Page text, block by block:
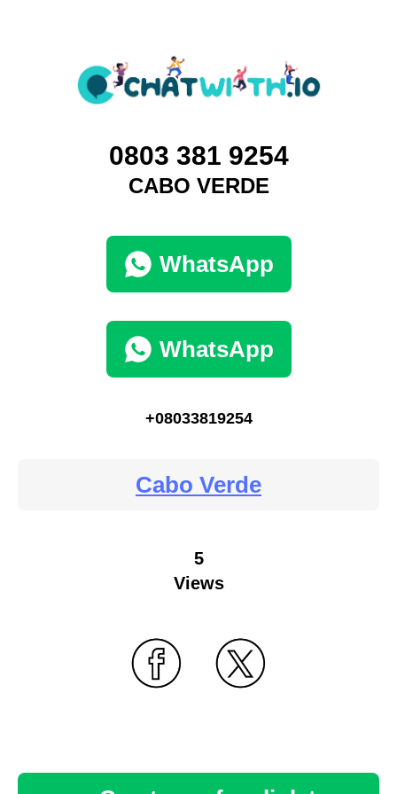
0803 381 9254‬
CABO VERDE
WhatsApp
WhatsApp
+08033819254
Cabo Verde
5
Views